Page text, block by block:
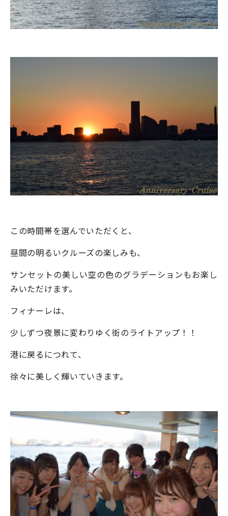
この時間帯を選んでいただくと、
昼間の明るいクルーズの楽しみも、
サンセットの美しい空の色のグラデーションもお楽し
みいただけます。
フィナーレは、
少しずつ夜景に変わりゆく街のライトアップ！！
港に戻るにつれて、
徐々に美しく輝いていきます。